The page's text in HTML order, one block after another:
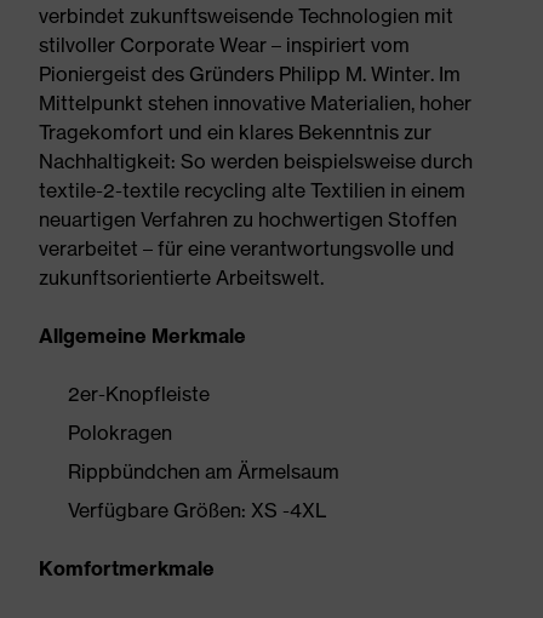
verbindet zukunftsweisende Technologien mit
stilvoller Corporate Wear – inspiriert vom
Pioniergeist des Gründers Philipp M. Winter. Im
Mittelpunkt stehen innovative Materialien, hoher
Tragekomfort und ein klares Bekenntnis zur
Nachhaltigkeit: So werden beispielsweise durch
textile-2-textile recycling alte Textilien in einem
neuartigen Verfahren zu hochwertigen Stoffen
verarbeitet – für eine verantwortungsvolle und
zukunftsorientierte Arbeitswelt.
Allgemeine Merkmale
2er-Knopfleiste
Polokragen
Rippbündchen am Ärmelsaum
Verfügbare Größen: XS -4XL
Komfortmerkmale